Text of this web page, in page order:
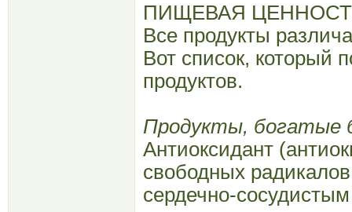
ПИЩЕВАЯ
Все продукты
Вот список, который
продуктов.
Продукты, богатые
Антиоксидант
свободных
сердечно-